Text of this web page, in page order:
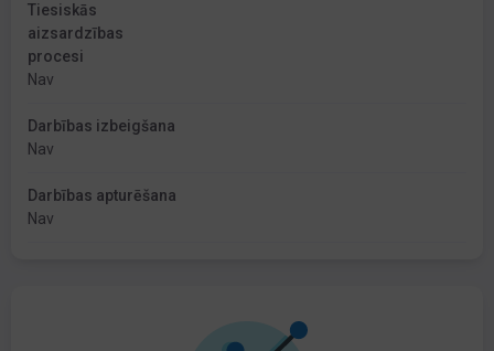
Tiesiskās
aizsardzības
procesi
Nav
Darbības izbeigšana
Nav
Darbības apturēšana
Nav